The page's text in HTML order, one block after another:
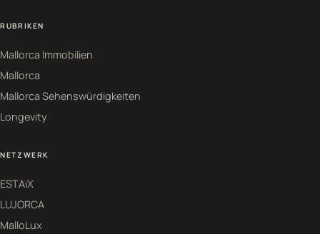
RUBRIKEN
Mallorca Immobilien
Mallorca
Mallorca Sehenswürdigkeiten
Longevity
NETZWERK
ESTAiX
LUJORCA
MalloLux